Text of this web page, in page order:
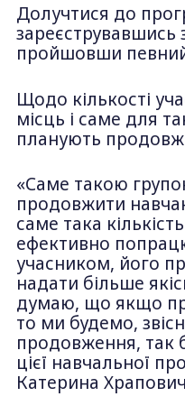
Долучтися до
пройшовши певний
Щодо кількості
місць і саме для
планують
«Саме такою
продовжити
саме така
ефективно
учасником, його
надати більше
думаю, що якщо
то ми будемо,
продовження, так
цієї навчальної
Катерина